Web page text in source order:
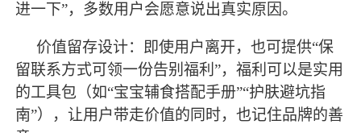
进一下”，多数用户会愿意说出真实原因。
价值留存设计：即使用户离开，也可提供“保
留联系方式可领一份告别福利”，福利可以是实用
的工具包（如“宝宝辅食搭配手册”“护肤避坑指
南”），让用户带走价值的同时，也记住品牌的善